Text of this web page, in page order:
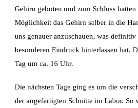
Gehirn geboten und zum Schluss
Möglichkeit das Gehirn selber in die
uns genauer anzuschauen, was definitiv
besonderen Eindruck hinterlassen hat.
Tag um ca. 16 Uhr.
Die nächsten Tage ging es um die
der angefertigten Schnitte im Labor. So